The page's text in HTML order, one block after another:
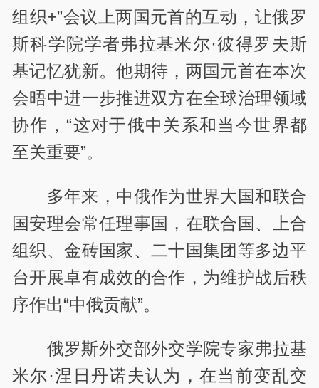
组织+”会议上两国元首的互动，让俄罗
斯科学院学者弗拉基米尔·彼得罗夫斯
基记忆犹新。他期待，两国元首在本次
会晤中进一步推进双方在全球治理领域
协作，“这对于俄中关系和当今世界都
至关重要”。
多年来，中俄作为世界大国和联合
国安理会常任理事国，在联合国、上合
组织、金砖国家、二十国集团等多边平
台开展卓有成效的合作，为维护战后秩
序作出“中俄贡献”。
俄罗斯外交部外交学院专家弗拉基
米尔·涅日丹诺夫认为，在当前变乱交